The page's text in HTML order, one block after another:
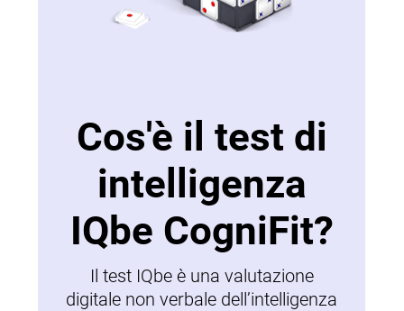
Cos'è il test di
intelligenza
IQbe CogniFit?
Il test IQbe è una valutazione
digitale non verbale dell’intelligenza